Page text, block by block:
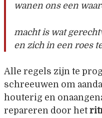
wanen ons een
macht is wat
en zich in een roes
Alle regels zijn te
schreeuwen om
houterig en
repareren door het